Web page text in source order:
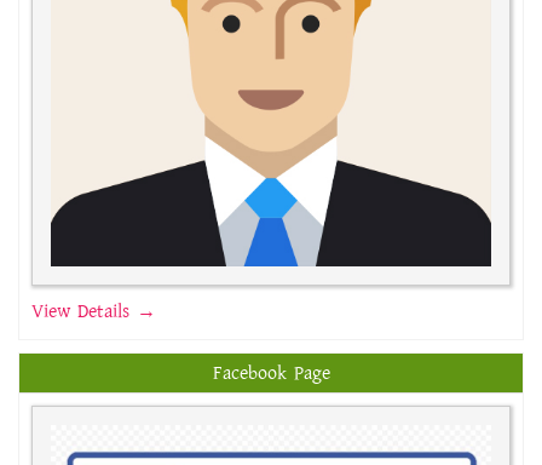
View Details →
Facebook Page